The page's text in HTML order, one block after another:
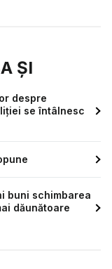
ȘI
despre
se întâlnesc
buni schimbarea
dăunătoare